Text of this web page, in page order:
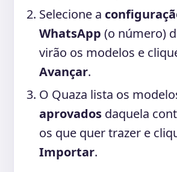
Selecione a
WhatsApp (o número)
virão os modelos e
Avançar.
O Quaza lista os
aprovados daquela
os que quer trazer e
Importar.